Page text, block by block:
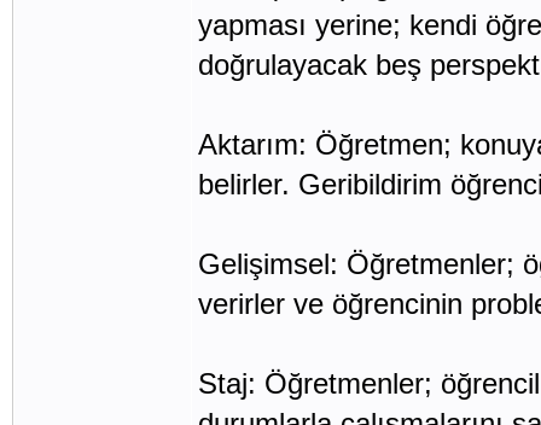
yapması yerine; kendi
doğrulayacak beş
Aktarım: Öğretmen;
belirler. Geribildirim
Gelişimsel: Öğretmenler;
verirler ve öğrencinin
Staj: Öğretmenler;